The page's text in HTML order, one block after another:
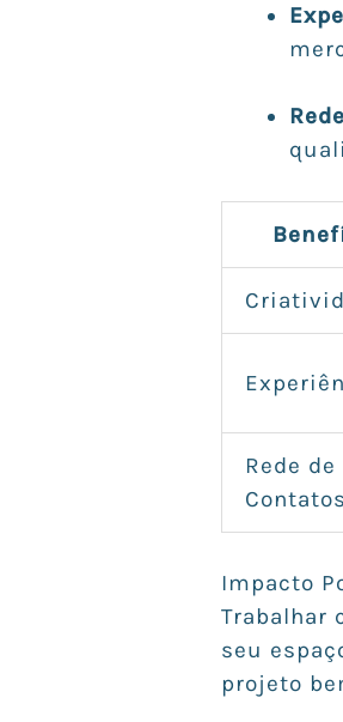
Rede de
Contatos
Impacto
Trabalhar
seu
projeto